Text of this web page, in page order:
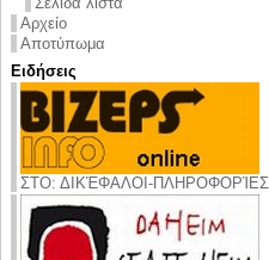
Αρχείο
Αποτύπωμα
Ειδήσεις
ΣΤΟ: ΔΙΚΈΦΑΛΟΙ-ΠΛΗΡΟΦΟΡΊΕΣ